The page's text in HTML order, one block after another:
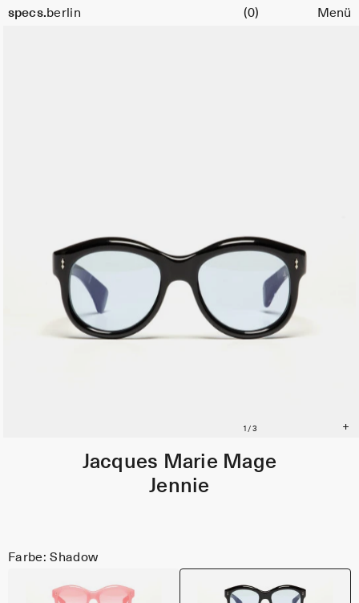
specs.berlin
Warenkorb (0) Menü
Jacques Marie Mage
Jennie
Farbe: Shadow